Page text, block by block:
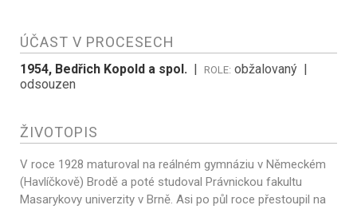
ÚČAST V PROCESECH
1954, Bedřich Kopold a spol. | ROLE: obžalovaný |
odsouzen
ŽIVOTOPIS
V roce 1928 maturoval na reálném gymnáziu v Německém
(Havlíčkově) Brodě a poté studoval Právnickou fakultu
Masarykovy univerzity v Brně. Asi po půl roce přestoupil na